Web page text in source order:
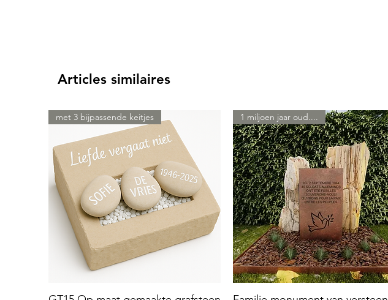
Articles similaires
met 3 bijpassende keitjes 1 miljoen jaar oud....